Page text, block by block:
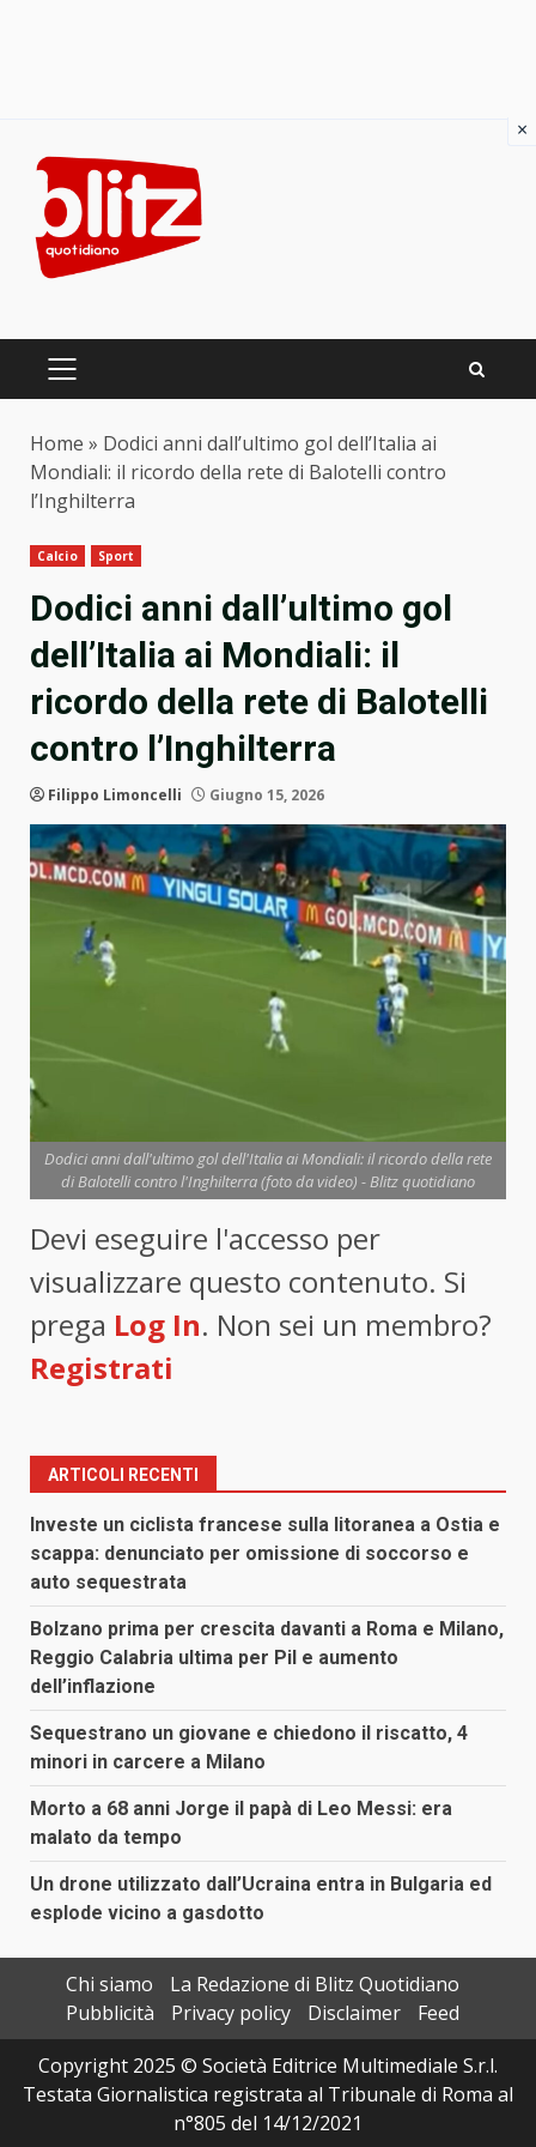
content
PRIMARY
Home » Dodici anni dall’ultimo gol dell’Italia ai
Mondiali: il ricordo della rete di Balotelli contro
l’Inghilterra
Calcio Sport
Dodici anni dall’ultimo gol
dell’Italia ai Mondiali: il
ricordo della rete di Balotelli
contro l’Inghilterra
Filippo Limoncelli Giugno 15, 2026
Dodici anni dall'ultimo gol dell'Italia ai Mondiali: il ricordo della rete
di Balotelli contro l'Inghilterra (foto da video) - Blitz quotidiano
Devi eseguire l'accesso per
visualizzare questo contenuto. Si
prega Log In. Non sei un membro?
Registrati
ARTICOLI RECENTI
Investe un ciclista francese sulla litoranea a Ostia e
scappa: denunciato per omissione di soccorso e
auto sequestrata
Bolzano prima per crescita davanti a Roma e Milano,
Reggio Calabria ultima per Pil e aumento
dell’inflazione
Sequestrano un giovane e chiedono il riscatto, 4
minori in carcere a Milano
Morto a 68 anni Jorge il papà di Leo Messi: era
malato da tempo
Un drone utilizzato dall’Ucraina entra in Bulgaria ed
esplode vicino a gasdotto
Chi siamo
La Redazione di Blitz Quotidiano
Pubblicità
Privacy policy Disclaimer
Feed
Copyright 2025 © Società Editrice Multimediale S.r.l.
Testata Giornalistica registrata al Tribunale di Roma al
n°805 del 14/12/2021
×